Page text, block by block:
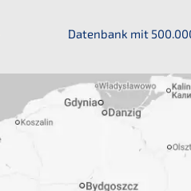
Daten­bank mit